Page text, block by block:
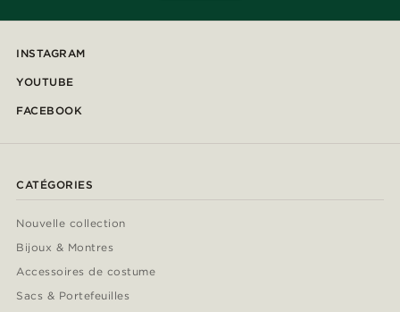
INSTAGRAM
YOUTUBE
FACEBOOK
CATÉGORIES
Nouvelle collection
Bijoux & Montres
Accessoires de costume
Sacs & Portefeuilles